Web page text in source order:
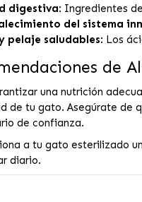
digestiva: Ingredientes
del sistema
pelaje saludables: Los
de
una nutrición
de tu gato. Asegúrate de
de confianza.
a tu gato esterilizado
diario.